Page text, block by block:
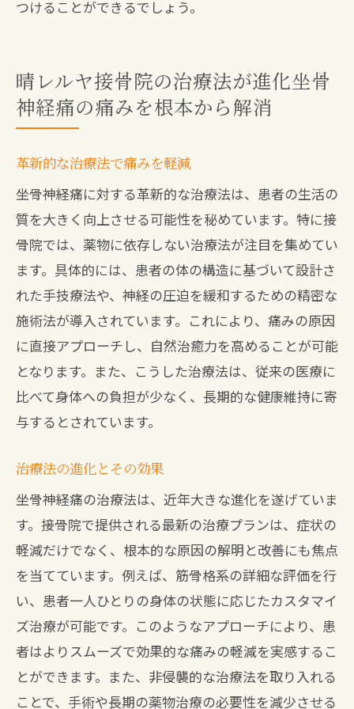
つけることができるでしょう。
晴レルヤ接骨院の治療法が進化坐骨
神経痛の痛みを根本から解消
革新的な治療法で痛みを軽減
坐骨神経痛に対する革新的な治療法は、患者の生活の
質を大きく向上させる可能性を秘めています。特に接
骨院では、薬物に依存しない治療法が注目を集めてい
ます。具体的には、患者の体の構造に基づいて設計さ
れた手技療法や、神経の圧迫を緩和するための精密な
施術法が導入されています。これにより、痛みの原因
に直接アプローチし、自然治癒力を高めることが可能
となります。また、こうした治療法は、従来の医療に
比べて身体への負担が少なく、長期的な健康維持に寄
与するとされています。
治療法の進化とその効果
坐骨神経痛の治療法は、近年大きな進化を遂げていま
す。接骨院で提供される最新の治療プランは、症状の
軽減だけでなく、根本的な原因の解明と改善にも焦点
を当てています。例えば、筋骨格系の詳細な評価を行
い、患者一人ひとりの身体の状態に応じたカスタマイ
ズ治療が可能です。このようなアプローチにより、患
者はよりスムーズで効果的な痛みの軽減を実感するこ
とができます。また、非侵襲的な治療法を取り入れる
ことで、手術や長期の薬物治療の必要性を減少させる